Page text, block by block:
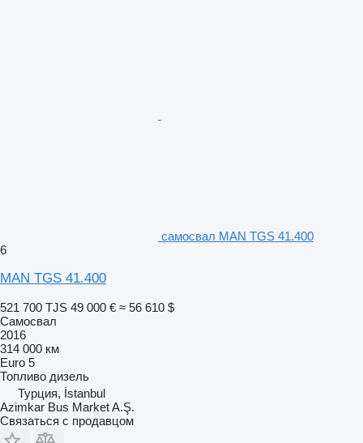
самосвал MAN TGS 41.400
6
MAN TGS 41.400
521 700 TJS 49 000 € ≈ 56 610 $
Самосвал
2016
314 000 км
Euro 5
Топливо дизель
Турция, İstanbul
Azimkar Bus Market A.Ş.
Связаться с продавцом